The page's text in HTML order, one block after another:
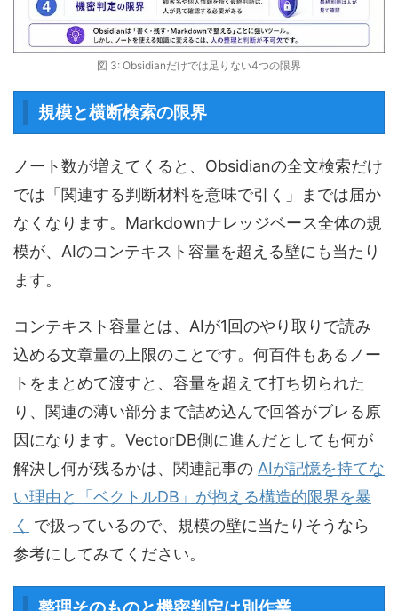
図 3: Obsidianだけでは足りない4つの限界
規模と横断検索の限界
ノート数が増えてくると、Obsidianの全文検索だけ
では「関連する判断材料を意味で引く」までは届か
なくなります。Markdownナレッジベース全体の規
模が、AIのコンテキスト容量を超える壁にも当たり
ます。
コンテキスト容量とは、AIが1回のやり取りで読み
込める文章量の上限のことです。何百件もあるノー
トをまとめて渡すと、容量を超えて打ち切られた
り、関連の薄い部分まで詰め込んで回答がブレる原
因になります。VectorDB側に進んだとしても何が
解決し何が残るかは、関連記事の AIが記憶を持てな
い理由と「ベクトルDB」が抱える構造的限界を暴
く で扱っているので、規模の壁に当たりそうなら
参考にしてみてください。